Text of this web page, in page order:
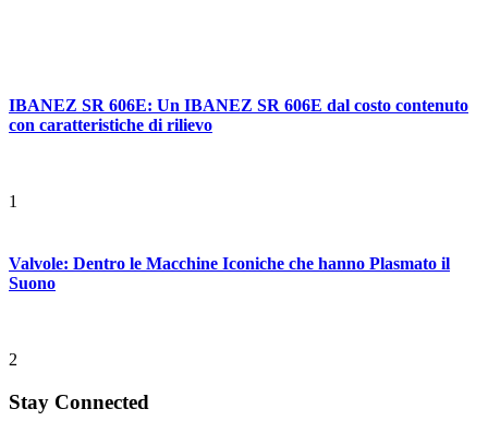
IBANEZ SR 606E: Un IBANEZ SR 606E dal costo contenuto
con caratteristiche di rilievo
1
Valvole: Dentro le Macchine Iconiche che hanno Plasmato il
Suono
2
Stay Connected